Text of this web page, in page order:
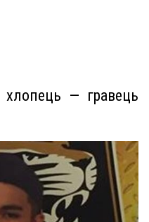
— гравець